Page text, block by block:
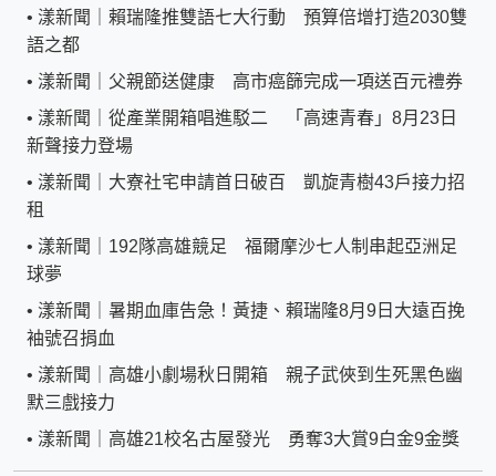
• 漾新聞｜賴瑞隆推雙語七大行動 預算倍增打造2030雙
語之都
• 漾新聞｜父親節送健康 高市癌篩完成一項送百元禮券
• 漾新聞｜從產業開箱唱進駁二 「高速青春」8月23日
新聲接力登場
• 漾新聞｜大寮社宅申請首日破百 凱旋青樹43戶接力招
租
• 漾新聞｜192隊高雄競足 福爾摩沙七人制串起亞洲足
球夢
• 漾新聞｜暑期血庫告急！黃捷、賴瑞隆8月9日大遠百挽
袖號召捐血
• 漾新聞｜高雄小劇場秋日開箱 親子武俠到生死黑色幽
默三戲接力
• 漾新聞｜高雄21校名古屋發光 勇奪3大賞9白金9金獎